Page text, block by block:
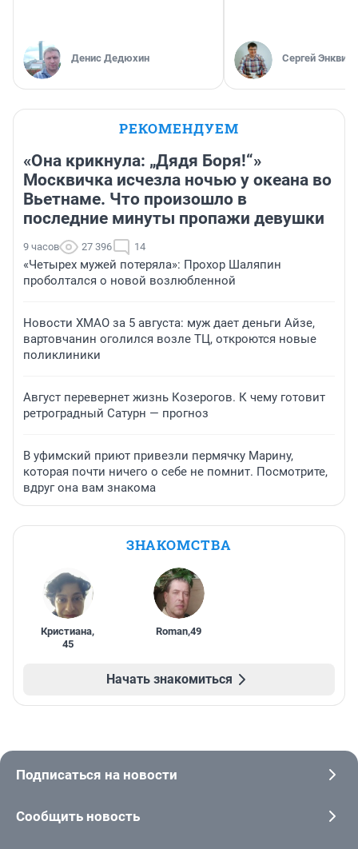
Денис Дедюхин Сергей Энквист
РЕКОМЕНДУЕМ
«Она крикнула: „Дядя Боря!“»
Москвичка исчезла ночью у океана во
Вьетнаме. Что произошло в
последние минуты пропажи девушки
9 часов 27 396 14
«Четырех мужей потеряла»: Прохор Шаляпин
проболтался о новой возлюбленной
Новости ХМАО за 5 августа: муж дает деньги Айзе,
вартовчанин оголился возле ТЦ, откроются новые
поликлиники
Август перевернет жизнь Козерогов. К чему готовит
ретроградный Сатурн — прогноз
В уфимский приют привезли пермячку Марину,
которая почти ничего о себе не помнит. Посмотрите,
вдруг она вам знакома
ЗНАКОМСТВА
Кристиана,
45
Roman,49
Начать знакомиться
Подписаться на новости
Сообщить новость